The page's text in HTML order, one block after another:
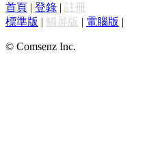
首頁 | 登錄 | 註冊
標準版 | 觸屏版 | 電腦版 |
© Comsenz Inc.